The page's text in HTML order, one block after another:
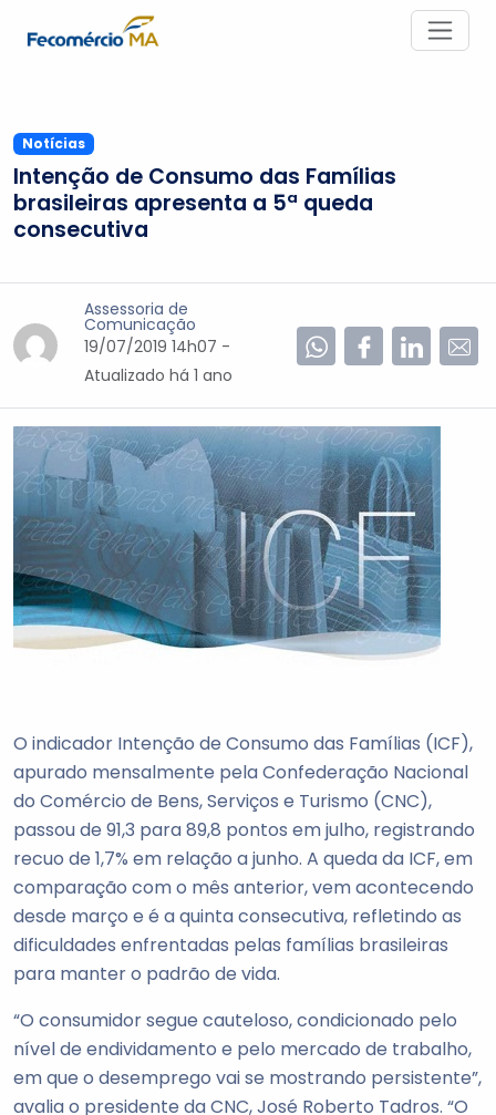
Notícias
Intenção de Consumo das Famílias
brasileiras apresenta a 5ª queda
consecutiva
Assessoria de
Comunicação
19/07/2019 14h07 -
Atualizado há 1 ano
O indicador Intenção de Consumo das Famílias (ICF),
apurado mensalmente pela Confederação Nacional
do Comércio de Bens, Serviços e Turismo (CNC),
passou de 91,3 para 89,8 pontos em julho, registrando
recuo de 1,7% em relação a junho. A queda da ICF, em
comparação com o mês anterior, vem acontecendo
desde março e é a quinta consecutiva, refletindo as
dificuldades enfrentadas pelas famílias brasileiras
para manter o padrão de vida.
“O consumidor segue cauteloso, condicionado pelo
nível de endividamento e pelo mercado de trabalho,
em que o desemprego vai se mostrando persistente”,
avalia o presidente da CNC, José Roberto Tadros. “O